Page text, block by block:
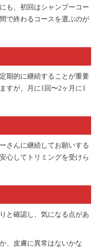
も、初回はシャンプーコー
で終わるコースを選ぶのが
期的に継続することが重要
すが、月に1回〜2ヶ月に1
さんに継続してお願いする
心してトリミングを受けら
と確認し、気になる点があ
、皮膚に異常はないかな